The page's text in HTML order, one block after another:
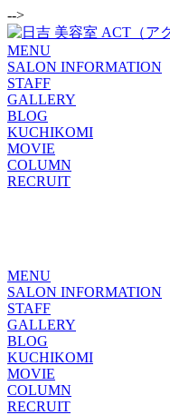
-->
MENU
SALON INFORMATION
STAFF
GALLERY
BLOG
KUCHIKOMI
MOVIE
COLUMN
RECRUIT
MENU
SALON INFORMATION
STAFF
GALLERY
BLOG
KUCHIKOMI
MOVIE
COLUMN
RECRUIT